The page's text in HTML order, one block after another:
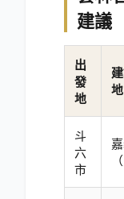
建議
出
發
地
地
斗
六
市